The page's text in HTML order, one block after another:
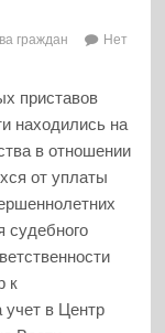
граждан
Нет
приставов
находились на
в отношении
от уплаты
судебного
к
учет в Центр